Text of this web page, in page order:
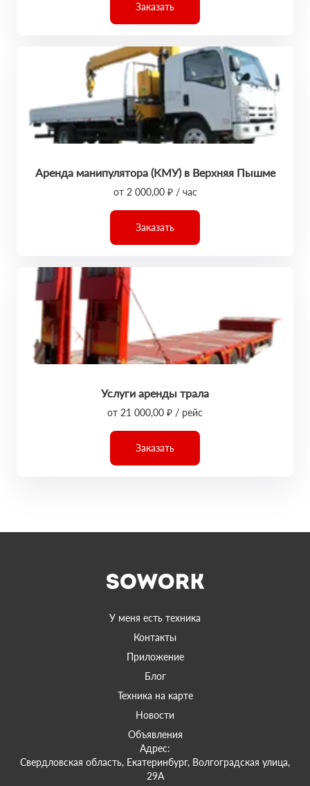
Заказать
Аренда манипулятора (КМУ) в Верхняя Пышме
от 2 000,00 ₽ / час
Заказать
Услуги аренды трала
от 21 000,00 ₽ / рейс
Заказать
У меня есть техника
Контакты
Приложение
Блог
Техника на карте
Новости
Объявления
Адрес:
Свердловская область, Екатеринбург, Волгоградская улица,
29А